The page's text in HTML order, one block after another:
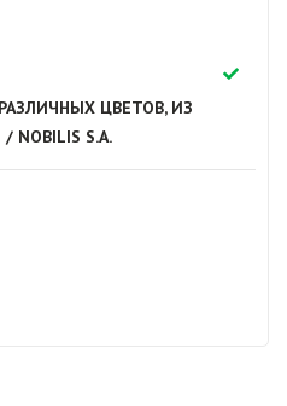
ЦВЕТОВ, ИЗ
S.A.